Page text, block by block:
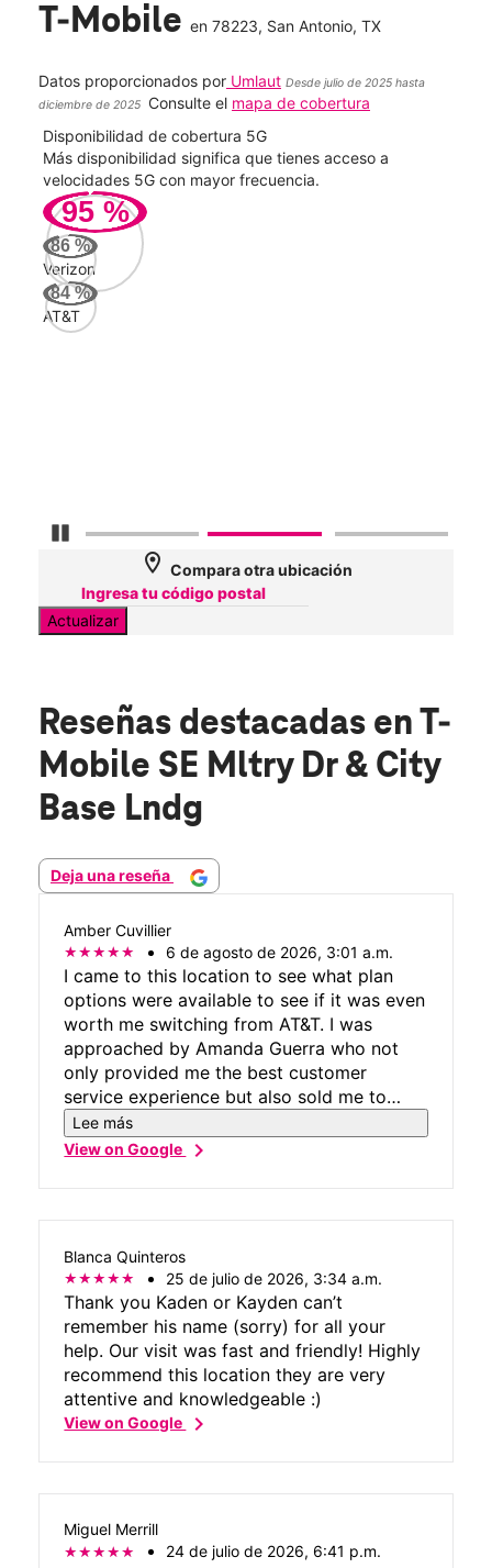
T-Mobile en 78223, San Antonio, TX
Datos proporcionados por Umlaut Desde julio de 2025 hasta
diciembre de 2025
Consulte el mapa de cobertura
Detener carrusel
Disponibilidad de cobertura 5G
Más disponibilidad significa que tienes acceso a
velocidades 5G con mayor frecuencia.
95 %
86 %
Verizon
84%
AT&T
location_on Compara otra ubicación
Actualizar
Reseñas destacadas en T-
Mobile SE Mltry Dr & City
Base Lndg
Deja una reseña
Amber Cuvillier
6 de agosto de 2026, 3:01 a.m.
I came to this location to see what plan
options were available to see if it was even
worth me switching from AT&T. I was
approached by Amanda Guerra who not
only provided me the best customer
service experience but also sold me to
leave AT&T who I have had service with for
the past 15 years. Her and Stephanie Mata,
best phone, are the reason I switched and
recommended my family and friends to
Lee más
View on Googlechevron_right
Blanca Quinteros
25 de julio de 2026, 3:34 a.m.
Thank you Kaden or Kayden can’t
remember his name (sorry) for all your
help. Our visit was fast and friendly! Highly
recommend this location they are very
attentive and knowledgeable :)
View on Googlechevron_right
Miguel Merrill
24 de julio de 2026, 6:41 p.m.